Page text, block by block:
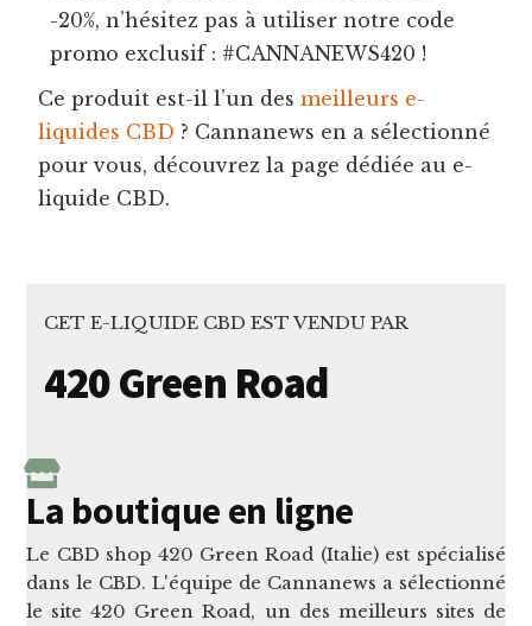
-20%, n’hésitez pas à utiliser notre code
promo exclusif : #CANNANEWS420 !
Ce produit est-il l’un desmeilleurs e-
liquides CBD ? Cannanews en a sélectionné
pour vous, découvrez la page dédiée au e-
liquide CBD.
CET E-LIQUIDE CBD EST VENDU PAR
420 Green Road
La boutique en ligne
Le CBD shop 420 Green Road (Italie) est spécialisé
dans le CBD. L'équipe de Cannanews a sélectionné
le site 420 Green Road, un des meilleurs sites de